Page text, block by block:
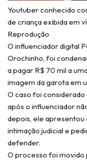
Youtuber conhecido
de criança exibida em
Reprodução
O influenciador digital
Orochinho, foi
a pagar R$ 70 mil a
imagem da garota em
O caso foi
após o influenciador
depois, ele apresentou
intimação judicial e
defender.
O processo foi movido